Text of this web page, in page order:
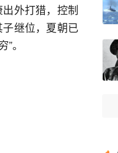
外打猎，控制
继位，夏朝已
。